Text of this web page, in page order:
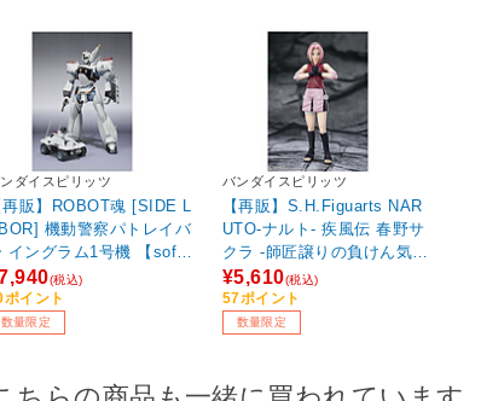
ダイスピリッツ
再販】ROBOT魂 [SIDE L
機動警察パトレイバ
イングラム1号機 【sof00
(税込)
ポイント
数量限定
バンダイスピリッツ
【再販】S.H.Figuarts NAR
UTO-ナルト- 疾風伝 春野サ
クラ ‐師匠譲りの負けん気-
【sof001】
¥5,610(税込)
57ポイント
数量限定